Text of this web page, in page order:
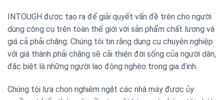
INTOUGH được tạo ra để giải quyết vấn đề trên cho người
dùng công cụ trên toàn thế giới với sản phẩm chất lượng và
giá cả phải chăng. Chúng tôi tin rằng dụng cụ chuyên nghiệp
với giá thành phải chăng sẽ cải thiện đời sống của người dân,
đặc biệt là những người lao động nghèo trong gia đình.
Chúng tôi lựa chọn nghiêm ngặt các nhà máy được ủy